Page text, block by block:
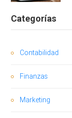
Categorías
Contabilidad
Finanzas
Marketing